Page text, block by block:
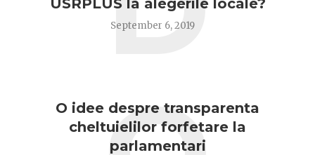
USRPLUS la alegerile locale?
September 6, 2019
O idee despre transparenta
cheltuielilor forfetare la
parlamentari